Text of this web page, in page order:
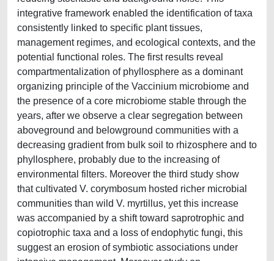
integrative framework enabled the identification of taxa
consistently linked to specific plant tissues,
management regimes, and ecological contexts, and the
potential functional roles. The first results reveal
compartmentalization of phyllosphere as a dominant
organizing principle of the Vaccinium microbiome and
the presence of a core microbiome stable through the
years, after we observe a clear segregation between
aboveground and belowground communities with a
decreasing gradient from bulk soil to rhizosphere and to
phyllosphere, probably due to the increasing of
environmental filters. Moreover the third study show
that cultivated V. corymbosum hosted richer microbial
communities than wild V. myrtillus, yet this increase
was accompanied by a shift toward saprotrophic and
copiotrophic taxa and a loss of endophytic fungi, this
suggest an erosion of symbiotic associations under